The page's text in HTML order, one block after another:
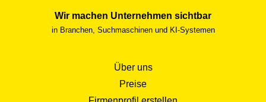
Wir machen Unternehmen sichtbar
in Branchen, Suchmaschinen und KI-Systemen
Über uns
Preise